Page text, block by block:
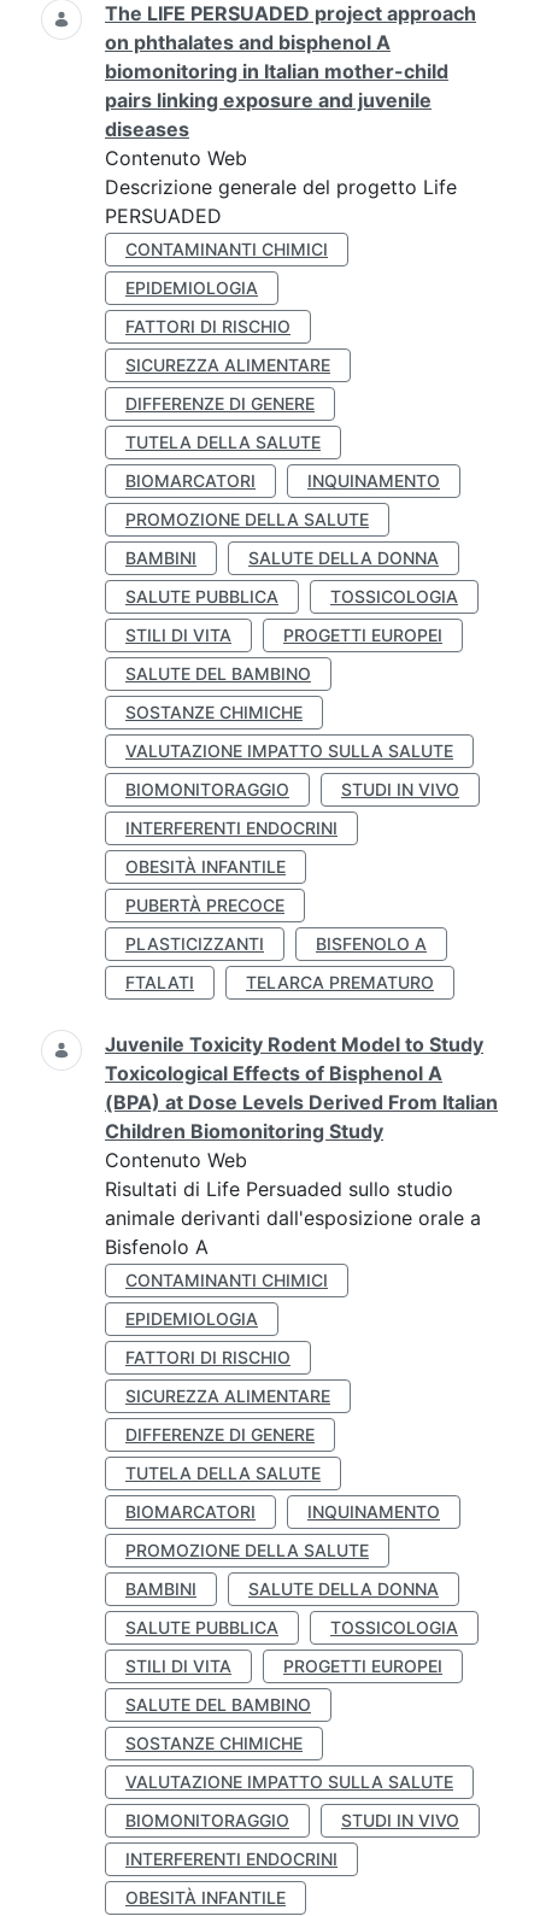
The LIFE PERSUADED project approach
on phthalates and bisphenol A
biomonitoring in Italian mother-child
pairs linking exposure and juvenile
diseases
Contenuto Web
Descrizione generale del progetto Life
PERSUADED
CONTAMINANTI CHIMICI
EPIDEMIOLOGIA
FATTORI DI RISCHIO
SICUREZZA ALIMENTARE
DIFFERENZE DI GENERE
TUTELA DELLA SALUTE
BIOMARCATORI
INQUINAMENTO
PROMOZIONE DELLA SALUTE
BAMBINI
SALUTE DELLA DONNA
SALUTE PUBBLICA
TOSSICOLOGIA
STILI DI VITA
PROGETTI EUROPEI
SALUTE DEL BAMBINO
SOSTANZE CHIMICHE
VALUTAZIONE IMPATTO SULLA SALUTE
BIOMONITORAGGIO
STUDI IN VIVO
INTERFERENTI ENDOCRINI
OBESITÀ INFANTILE
PUBERTÀ PRECOCE
PLASTICIZZANTI
BISFENOLO A
FTALATI
TELARCA PREMATURO
Juvenile Toxicity Rodent Model to Study
Toxicological Effects of Bisphenol A
(BPA) at Dose Levels Derived From Italian
Children Biomonitoring Study
Contenuto Web
Risultati di Life Persuaded sullo studio
animale derivanti dall'esposizione orale a
Bisfenolo A
CONTAMINANTI CHIMICI
EPIDEMIOLOGIA
FATTORI DI RISCHIO
SICUREZZA ALIMENTARE
DIFFERENZE DI GENERE
TUTELA DELLA SALUTE
BIOMARCATORI
INQUINAMENTO
PROMOZIONE DELLA SALUTE
BAMBINI
SALUTE DELLA DONNA
SALUTE PUBBLICA
TOSSICOLOGIA
STILI DI VITA
PROGETTI EUROPEI
SALUTE DEL BAMBINO
SOSTANZE CHIMICHE
VALUTAZIONE IMPATTO SULLA SALUTE
BIOMONITORAGGIO
STUDI IN VIVO
INTERFERENTI ENDOCRINI
OBESITÀ INFANTILE